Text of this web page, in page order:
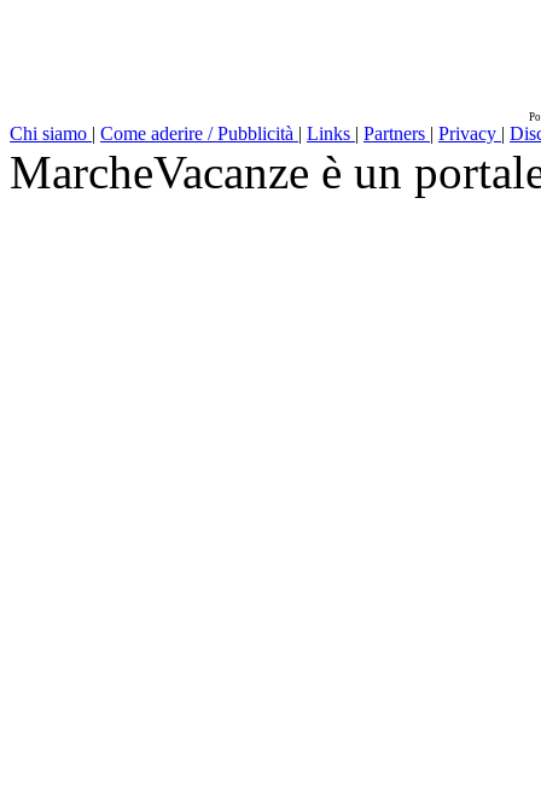
Chi siamo | Come aderire / Pubblicità | Links | Partners | Privacy |
MarcheVacanze è un